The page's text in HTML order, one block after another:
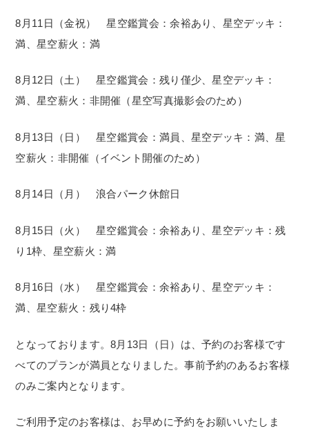
8月11日（金祝） 星空鑑賞会：余裕あり、星空デッキ：
満、星空薪火：満
8月12日（土） 星空鑑賞会：残り僅少、星空デッキ：
満、星空薪火：非開催（星空写真撮影会のため）
8月13日（日） 星空鑑賞会：満員、星空デッキ：満、星
空薪火：非開催（イベント開催のため）
8月14日（月） 浪合パーク休館日
8月15日（火） 星空鑑賞会：余裕あり、星空デッキ：残
り1枠、星空薪火：満
8月16日（水） 星空鑑賞会：余裕あり、星空デッキ：
満、星空薪火：残り4枠
となっております。8月13日（日）は、予約のお客様です
べてのプランが満員となりました。事前予約のあるお客様
のみご案内となります。
ご利用予定のお客様は、お早めに予約をお願いいたしま